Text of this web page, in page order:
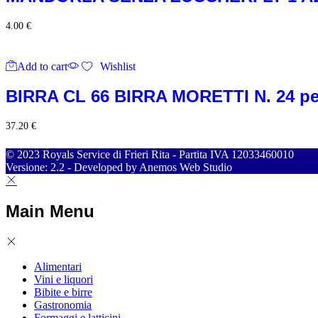
4.00 €
Add to cart Wishlist
BIRRA CL 66 BIRRA MORETTI N. 24
37.20 €
© 2023 Royals Service di Frieri Rita - Partita IVA 12033460010
Versione: 2.2 - Developed by Anemos Web Studio
Main Menu
Alimentari
Vini e liquori
Bibite e birre
Gastronomia